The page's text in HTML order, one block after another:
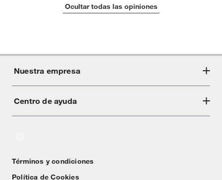
Ocultar todas las opiniones
Nuestra empresa
Acerca de Crate
Centro de ayuda
Textos Legales
Términos y condiciones
Política de Cookies